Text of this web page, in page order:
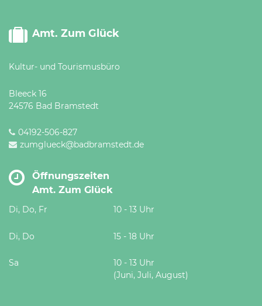
Amt. Zum Glück
Kultur- und Tourismusbüro
Bleeck 16
24576 Bad Bramstedt
04192-506-827
zumglueck@badbramstedt.de
Öffnungszeiten
Amt. Zum Glück
Di, Do, Fr 10 - 13 Uhr
Di, Do 15 - 18 Uhr
Sa
10 - 13 Uhr
(Juni, Juli, August)